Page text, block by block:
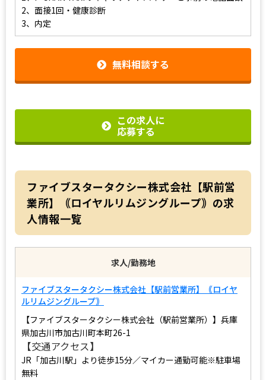
2、面接1回・健康診断
3、内定
無料相談する
この求人に
応募する
ファイブスタータクシー株式会社【駅前営
業所】｟ロイヤルリムジングループ｠の求
人情報一覧
求人/勤務地
ファイブスタータクシー株式会社【駅前営業所】｟ロイヤ
ルリムジングループ｠
【ファイブスタータクシー株式会社（駅前営業所）】兵庫
県加古川市加古川町本町26-1
【交通アクセス】
JR「加古川駅」より徒歩15分／マイカー通勤可能※駐車場
無料